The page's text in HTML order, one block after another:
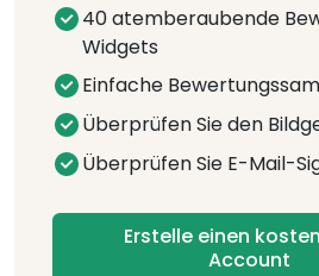
40 atemberaubende
Widgets
Einfache
Überprüfen Sie den
Überprüfen Sie E-Mail-
Erstelle einen
Account